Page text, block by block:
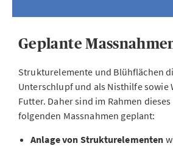
Geplante
Strukturelemente und Blühflächen
Unterschlupf und als Nisthilfe sowie
Futter. Daher sind im Rahmen
folgenden Massnahmen geplant:
Anlage von Strukturelementen